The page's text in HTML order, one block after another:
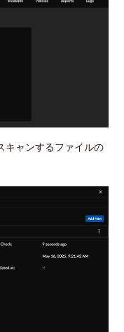
キャンするファイルの